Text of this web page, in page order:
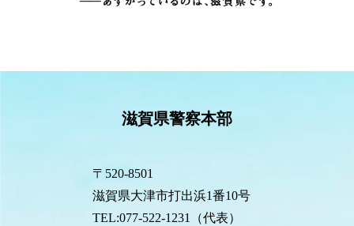
滋賀県警察本部
〒520-8501
滋賀県大津市打出浜1番10号
TEL:077-522-1231（代表）